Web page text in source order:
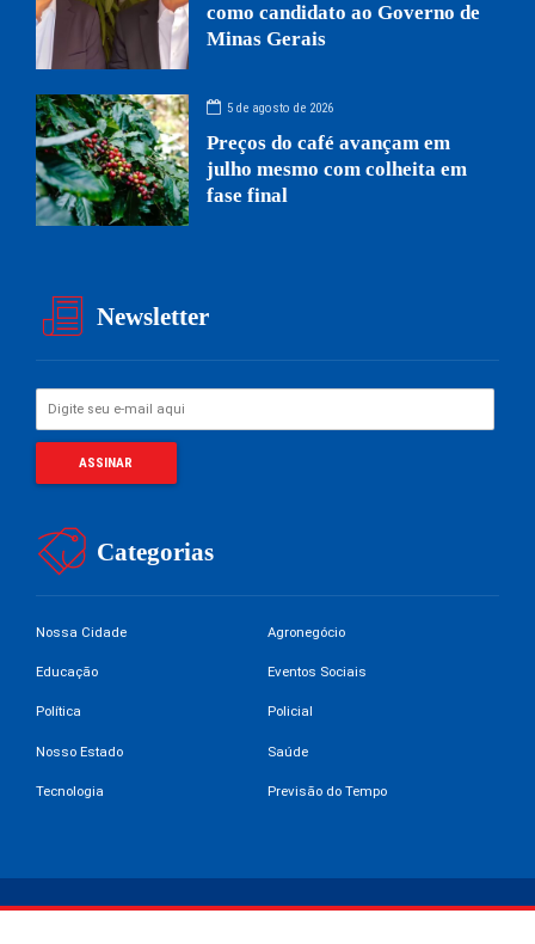
como candidato ao Governo de
Minas Gerais
5 de agosto de 2026
Preços do café avançam em
julho mesmo com colheita em
fase final
Newsletter
Categorias
Nossa Cidade Agronegócio
Educação Eventos Sociais
Política Policial
Nosso Estado Saúde
Tecnologia Previsão do Tempo